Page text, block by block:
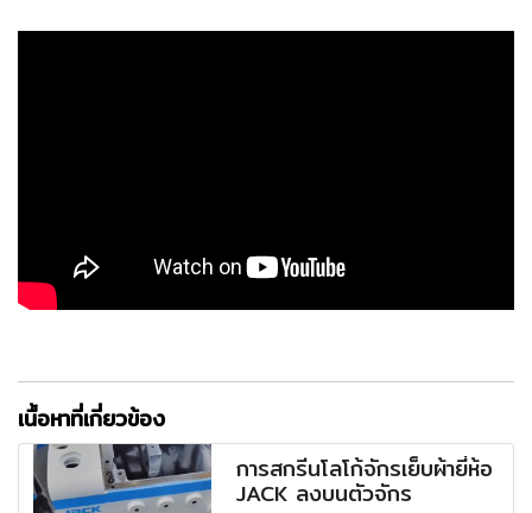
เนื้อหาที่เกี่ยวข้อง
การสกรีนโลโก้จักรเย็บผ้ายี่ห้อ
JACK ลงบนตัวจักร